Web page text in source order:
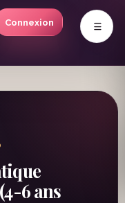
Connexion v
6 ans